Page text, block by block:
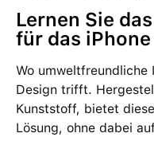
Lernen Sie
für das
Wo umweltfreundliche
Design trifft.
Kunststoff, bietet
Lösung, ohne dabei